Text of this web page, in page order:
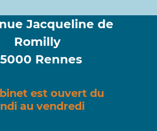
Jacqueline de
Romilly
Rennes
est ouvert du
au vendredi